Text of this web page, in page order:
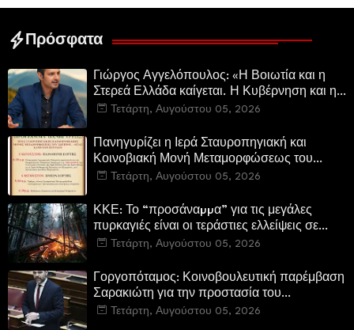
Πρόσφατα
Γιώργος Αγγελόπουλος: «Η Βοιωτία και η
Στερεά Ελλάδα καίγεται. Η Κυβέρνηση και η
Περιφερειακή Αρχή αυτοθαυμάζονται.»
Τετάρτη, Αυγούστου 05, 2026
Πανηγυρίζει η Ιερά Σταυροπηγιακή και
Κοινοβιακή Μονή Μεταμορφώσεως του
Σωτήρος Καμενων Βουρλων (Μονή Αγιάς ή
Τετάρτη, Αυγούστου 05, 2026
ΚΚΕ: Το “προσάναµµα” για τις μεγάλες
πυρκαγιές είναι οι τεράστιες ελλείψεις σε
µέσα και προσωπικό στην Πυροσβεστική και
Τετάρτη, Αυγούστου 05, 2026
Γοργοπόταμος: Κοινοβουλευτική παρέμβαση
Σαρακιώτη για την προστασία του
εμβληματικού φυσικού και ιστορικού
Τετάρτη, Αυγούστου 05, 2026